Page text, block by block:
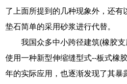
了上面所提到的几种现象外，还有
垫石简单的采用砂浆进行代替。
我国众多中小跨径建筑(橡胶
使用一种新型伸缩缝型式--板式橡
年的实际应用，也逐渐发现了其暴